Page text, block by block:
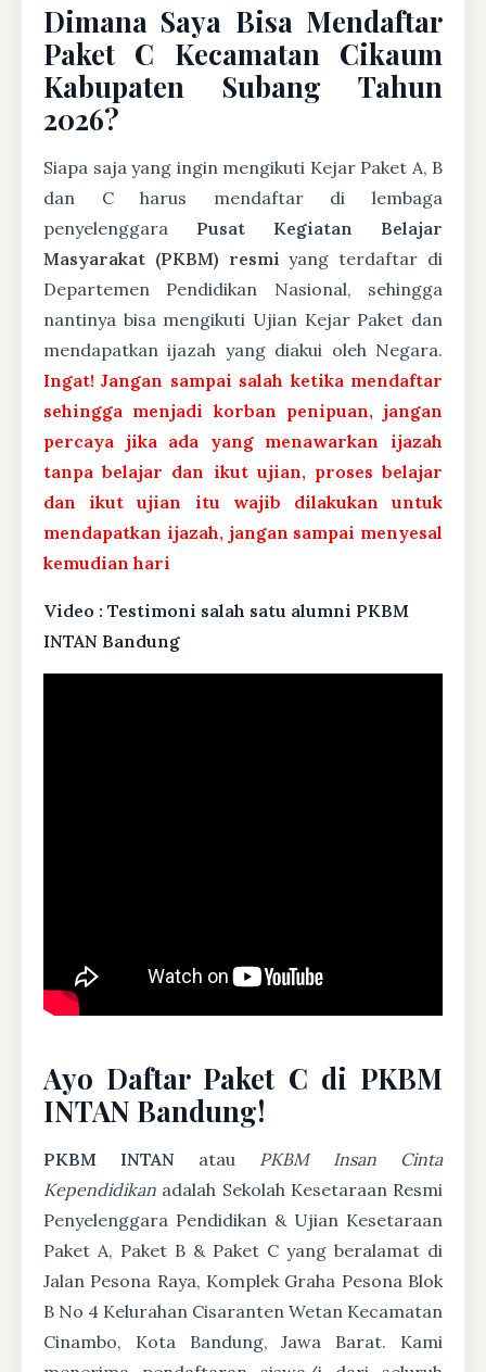
Dimana Saya Bisa Mendaftar
Paket C Kecamatan Cikaum
Kabupaten Subang Tahun
2026?
Siapa saja yang ingin mengikuti Kejar Paket A, B
dan C harus mendaftar di lembaga
penyelenggara Pusat Kegiatan Belajar
Masyarakat (PKBM) resmi yang terdaftar di
Departemen Pendidikan Nasional, sehingga
nantinya bisa mengikuti Ujian Kejar Paket dan
mendapatkan ijazah yang diakui oleh Negara.
Ingat! Jangan sampai salah ketika mendaftar
sehingga menjadi korban penipuan, jangan
percaya jika ada yang menawarkan ijazah
tanpa belajar dan ikut ujian, proses belajar
dan ikut ujian itu wajib dilakukan untuk
mendapatkan ijazah, jangan sampai menyesal
kemudian hari
Video : Testimoni salah satu alumni PKBM
INTAN Bandung
Ayo Daftar Paket C di PKBM
INTAN Bandung!
PKBM INTAN atau PKBM Insan Cinta
Kependidikan adalah Sekolah Kesetaraan Resmi
Penyelenggara Pendidikan & Ujian Kesetaraan
Paket A, Paket B & Paket C yang beralamat di
Jalan Pesona Raya, Komplek Graha Pesona Blok
B No 4 Kelurahan Cisaranten Wetan Kecamatan
Cinambo, Kota Bandung, Jawa Barat. Kami